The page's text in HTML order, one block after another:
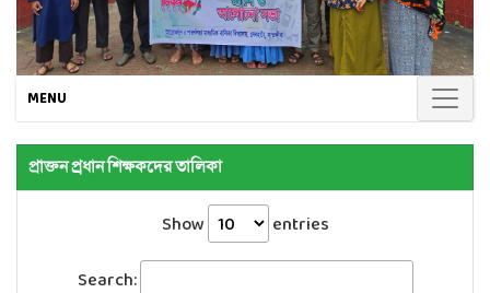
MENU
প্রাক্তন প্র্রধান শিক্ষকদের তালিকা
Show entries
Search: